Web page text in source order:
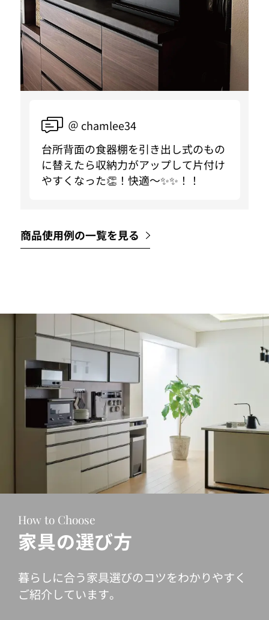
＠ chamlee34
台所背面の食器棚を引き出し式のもの
に替えたら収納力がアップして片付け
やすくなった👏！快適〜✨✨！！
商品使用例の一覧を見る
How to Choose
家具の選び方
暮らしに合う家具選びのコツをわかりやすく
ご紹介しています。